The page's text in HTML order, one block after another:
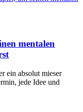
mentalen
ein absolut mieser
jede Idee und